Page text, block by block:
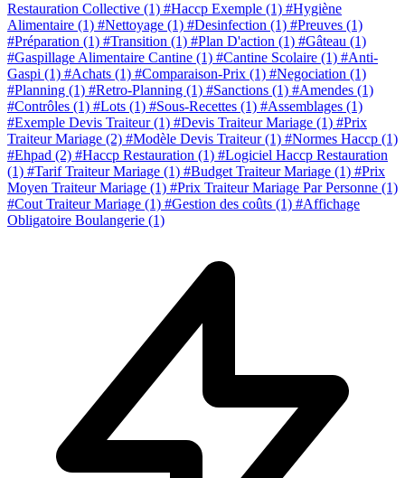
Restauration Collective (1) #Haccp Exemple (1) #Hygiène
Alimentaire (1) #Nettoyage (1) #Desinfection (1) #Preuves (1)
#Préparation (1) #Transition (1) #Plan D'action (1) #Gâteau (1)
#Gaspillage Alimentaire Cantine (1) #Cantine Scolaire (1) #Anti-
Gaspi (1) #Achats (1) #Comparaison-Prix (1) #Negociation (1)
#Planning (1) #Retro-Planning (1) #Sanctions (1) #Amendes (1)
#Contrôles (1) #Lots (1) #Sous-Recettes (1) #Assemblages (1)
#Exemple Devis Traiteur(1) #Devis Traiteur Mariage (1) #Prix
Traiteur Mariage (2) #Modèle Devis Traiteur(1) #Normes Haccp (1)
#Ehpad (2) #Haccp Restauration (1) #Logiciel Haccp Restauration
(1) #Tarif Traiteur Mariage (1) #Budget Traiteur Mariage (1) #Prix
Moyen Traiteur Mariage (1) #Prix Traiteur Mariage Par Personne (1)
#Cout Traiteur Mariage (1) #Gestion des coûts (1) #Affichage
Obligatoire Boulangerie (1)